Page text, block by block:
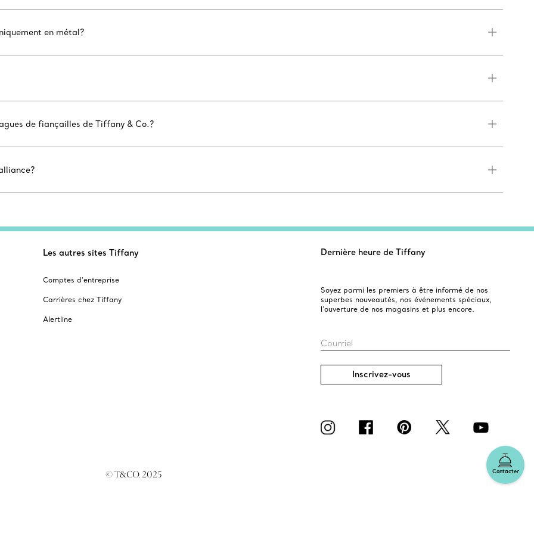
en métal?
de fiançailles de Tiffany & Co.?
Contacter
Les autres sites Tiffany
Comptes d’entreprise
Carrières chez Tiffany
Alertline
Dernière heure de Tiffany
Soyez parmi les premiers à être informé de nos
superbes nouveautés, nos événements spéciaux,
l’ouverture de nos magasins et plus encore.
Courriel
Inscrivez-vous
© T&CO. 2025